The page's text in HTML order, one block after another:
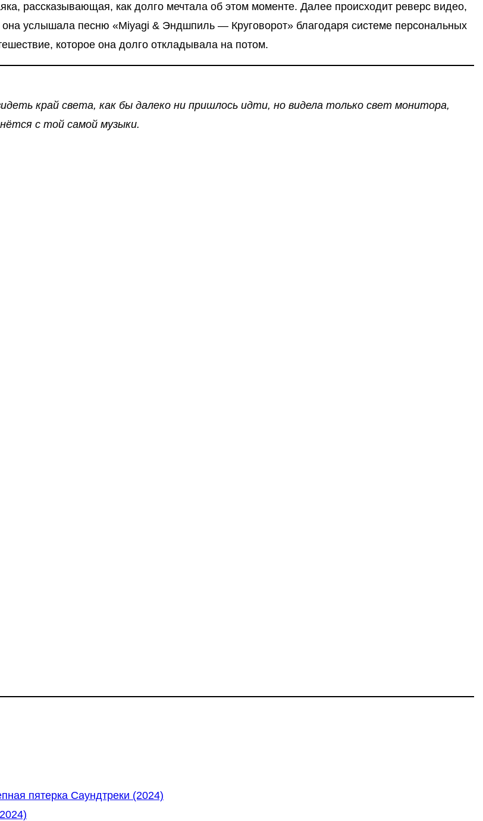
рассказывающая, как долго мечтала об этом моменте. Далее происходит реверс видео,
услышала песню «Miyagi & Эндшпиль — Круговорот» благодаря системе персональных
которое она долго откладывала на потом.
край света, как бы далеко ни пришлось идти, но видела только свет монитора,
с той самой музыки.
пятерка Саундтреки (2024)